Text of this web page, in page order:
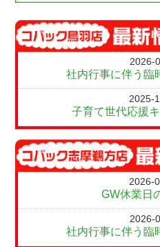
2026-
社内行事に伴う臨
2025-
子育て世代応援
2026-
GW休業日
2026-
社内行事に伴う臨